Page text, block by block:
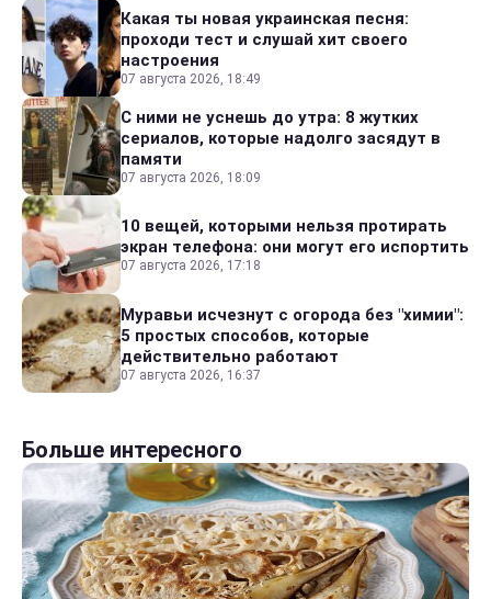
Какая ты новая украинская песня:
проходи тест и слушай хит своего
настроения
07 августа 2026, 18:49
С ними не уснешь до утра: 8 жутких
сериалов, которые надолго засядут в
памяти
07 августа 2026, 18:09
10 вещей, которыми нельзя протирать
экран телефона: они могут его испортить
07 августа 2026, 17:18
Муравьи исчезнут с огорода без "химии":
5 простых способов, которые
действительно работают
07 августа 2026, 16:37
Больше интересного